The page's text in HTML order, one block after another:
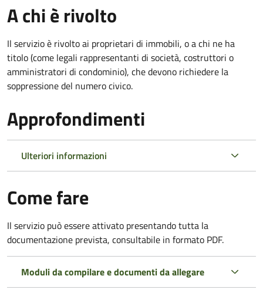
A chi è rivolto
Il servizio è rivolto ai proprietari di immobili, o a chi ne ha
titolo (come legali rappresentanti di società, costruttori o
amministratori di condominio), che devono richiedere la
soppressione del numero civico.
Approfondimenti
Ulteriori informazioni
Come fare
Il servizio può essere attivato presentando tutta la
documentazione prevista, consultabile in formato PDF.
Moduli da compilare e documenti da allegare